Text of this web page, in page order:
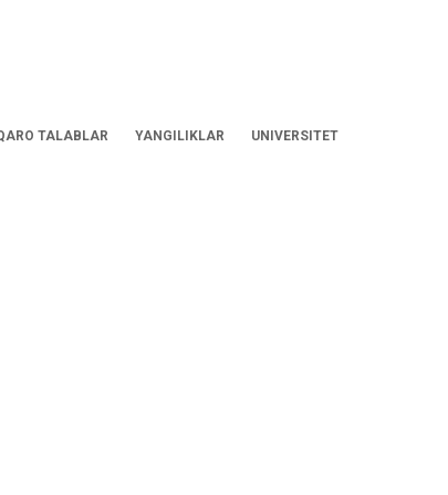
TALABLAR YANGILIKLAR UNIVERSITET